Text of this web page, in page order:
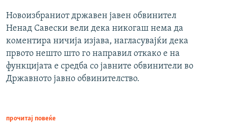
Новоизбраниот државен јавен обвинител
Ненад Савески вели дека никогаш нема да
коментира ничија изјава, нагласувајќи дека
првото нешто што го направил откако е на
функцијата е средба со јавните обвинители во
Државното јавно обвинителство.
прочитај повеќе